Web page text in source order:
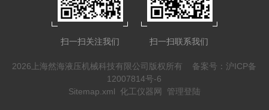
扫一扫关注我们 扫一扫联系我们
2026上海然海液压机械科技有限公司版权所有 备案号：沪ICP备
12007814号-6
Sitemap.xml 化工仪器网 管理登陆